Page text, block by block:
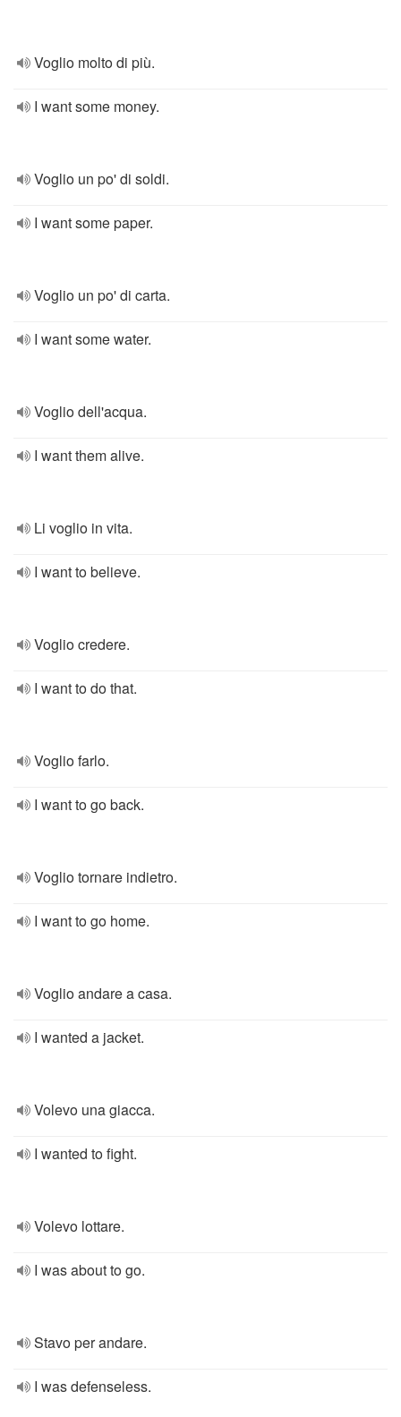
Voglio molto di più.
I want some money.
Voglio un po' di soldi.
I want some paper.
Voglio un po' di carta.
I want some water.
Voglio dell'acqua.
I want them alive.
Li voglio in vita.
I want to believe.
Voglio credere.
I want to do that.
Voglio farlo.
I want to go back.
Voglio tornare indietro.
I want to go home.
Voglio andare a casa.
I wanted a jacket.
Volevo una giacca.
I wanted to fight.
Volevo lottare.
I was about to go.
Stavo per andare.
I was defenseless.